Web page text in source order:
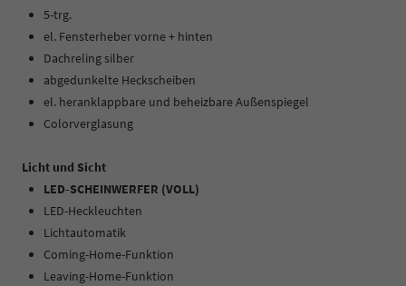
5-trg.
el. Fensterheber vorne + hinten
Dachreling silber
abgedunkelte Heckscheiben
el. heranklappbare und beheizbare Außenspiegel
Colorverglasung
Licht und Sicht
LED-SCHEINWERFER (VOLL)
LED-Heckleuchten
Lichtautomatik
Coming-Home-Funktion
Leaving-Home-Funktion